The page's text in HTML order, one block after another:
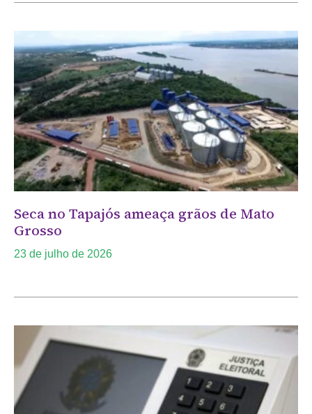
Seca no Tapajós ameaça grãos de Mato
Grosso
23 de julho de 2026